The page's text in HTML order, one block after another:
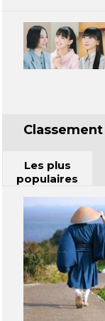
Classement
Les plus
populaires